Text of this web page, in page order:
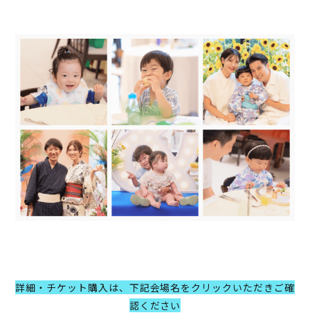
詳細・チケット購入は、下記会場名をクリックいただきご確
認ください